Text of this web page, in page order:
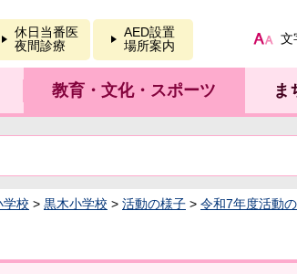
休日当番医
夜間診療
AED設置
場所案内
文
教育・文化・スポーツ ま
学校 > 黒木小学校 > 活動の様子 > 令和7年度活動